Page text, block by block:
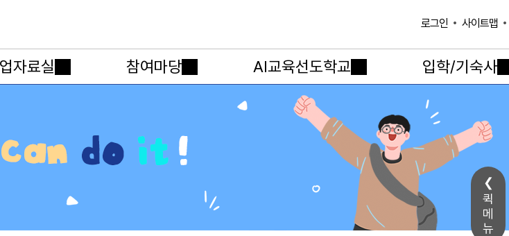
퀵
메
뉴
로그인 사이트맵
자료실 참여마당 AI교육선도학교 입학/기숙사